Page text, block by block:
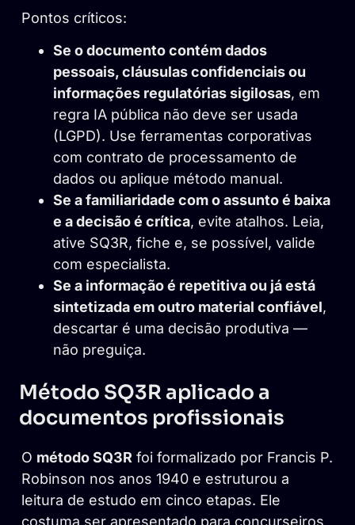
Pontos críticos:
Se o documento contém dados
pessoais, cláusulas confidenciais ou
informações regulatórias sigilosas, em
regra IA pública não deve ser usada
(LGPD). Use ferramentas corporativas
com contrato de processamento de
dados ou aplique método manual.
Se a familiaridade com o assunto é baixa
e a decisão é crítica, evite atalhos. Leia,
ative SQ3R, fiche e, se possível, valide
com especialista.
Se a informação é repetitiva ou já está
sintetizada em outro material confiável,
descartar é uma decisão produtiva —
não preguiça.
Método SQ3R aplicado a
documentos profissionais
O método SQ3R foi formalizado por Francis P.
Robinson nos anos 1940 e estruturou a
leitura de estudo em cinco etapas. Ele
costuma ser apresentado para concurseiros